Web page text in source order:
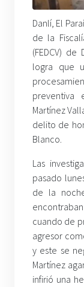
Danlí, El
de la
(FEDCV)
logra que
preventiva
Martínez
delito de
Blanco.
Las
pasado
de la
cuando de
agresor
y este se
Martínez
infirió una